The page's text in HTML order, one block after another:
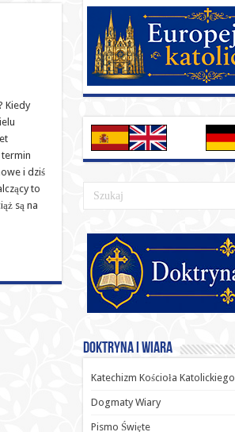
Kiedy
i dziś
to
są na
Doktryna i Wiara
Katechizm Kościoła Katolickiego
Dogmaty Wiary
Pismo Święte